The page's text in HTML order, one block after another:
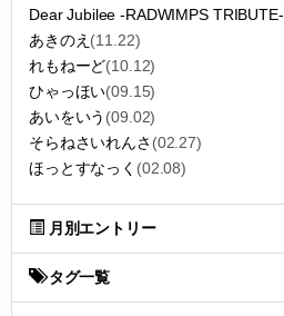
Dear Jubilee -RADWIMPS TRIBUTE-
あきのえ (11.22)
れもねーど(10.12)
ひゃっほい(09.15)
あいをいう (09.02)
そらねさいれんさ (02.27)
ほっとすなっく (02.08)
月別エントリー
タグ一覧